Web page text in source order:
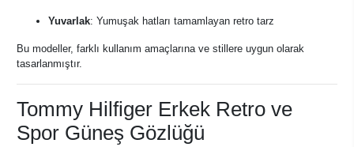
Yuvarlak: Yumuşak hatları tamamlayan retro tarz
Bu modeller, farklı kullanım amaçlarına ve stillere uygun olarak
tasarlanmıştır.
Tommy Hilfiger Erkek Retro ve
Spor Güneş Gözlüğü